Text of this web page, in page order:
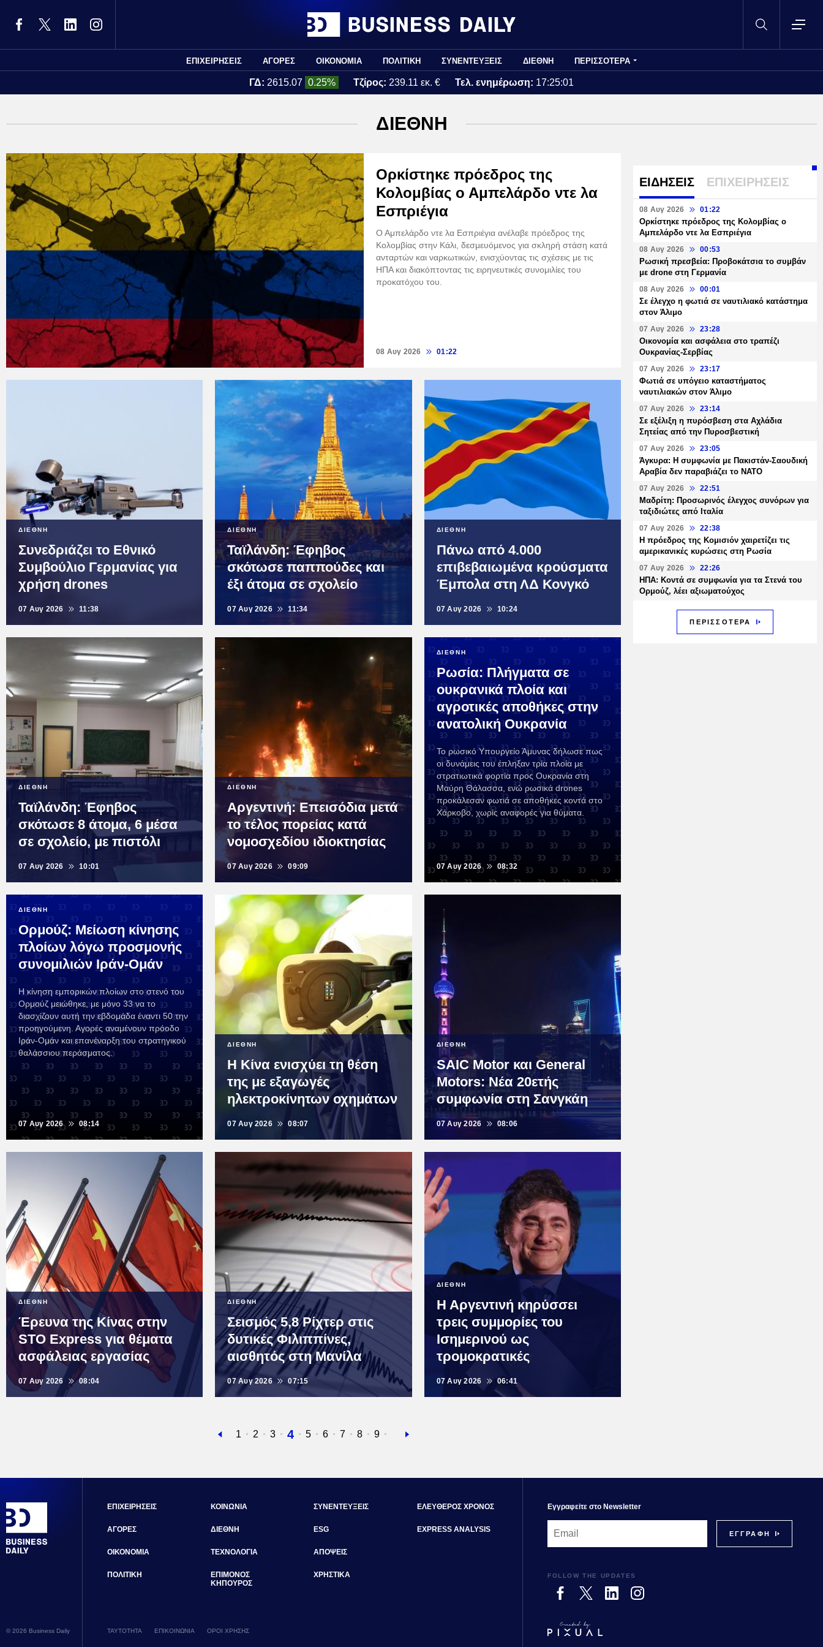
ΕΠΙΧΕΙΡΗΣΕΙΣ ΑΓΟΡΕΣ ΟΙΚΟΝΟΜΙΑ ΠΟΛΙΤΙΚΗ ΣΥΝΕΝΤΕΥΞΕΙΣ ΔΙΕΘΝΗ ΠΕΡΙΣΣΟΤΕΡΑ
ΓΔ: 2615.07 0.25% Τζίρος: 239.11 εκ. € Τελ. ενημέρωση: 17:25:01
ΔΙΕΘΝΗ
Ορκίστηκε πρόεδρος της
Κολομβίας ο Αμπελάρδο ντε λα
Εσπριέγια
Ο Αμπελάρδο ντε λα Εσπριέγια ανέλαβε πρόεδρος της
Κολομβίας στην Κάλι, δεσμευόμενος για σκληρή στάση κατά
ανταρτών και ναρκωτικών, ενισχύοντας τις σχέσεις με τις
ΗΠΑ και διακόπτοντας τις ειρηνευτικές συνομιλίες του
προκατόχου του.
08 Αυγ 2026 01:22
ΔΙΕΘΝΗ
Συνεδριάζει το Εθνικό
Συμβούλιο Γερμανίας για
χρήση drones
07 Αυγ 2026 11:38
ΔΙΕΘΝΗ
Ταϊλάνδη: Έφηβος
σκότωσε παππούδες και
έξι άτομα σε σχολείο
07 Αυγ 2026 11:34
ΔΙΕΘΝΗ
Πάνω από 4.000
επιβεβαιωμένα κρούσματα
Έμπολα στη ΛΔ Κονγκό
07 Αυγ 2026 10:24
ΔΙΕΘΝΗ
Ταϊλάνδη: Έφηβος
σκότωσε 8 άτομα, 6 μέσα
σε σχολείο, με πιστόλι
07 Αυγ 2026 10:01
ΔΙΕΘΝΗ
Αργεντινή: Επεισόδια μετά
το τέλος πορείας κατά
νομοσχεδίου ιδιοκτησίας
07 Αυγ 2026 09:09
ΔΙΕΘΝΗ
Ρωσία: Πλήγματα σε
ουκρανικά πλοία και
αγροτικές αποθήκες στην
ανατολική Ουκρανία
Το ρωσικό Υπουργείο Άμυνας δήλωσε πως
οι δυνάμεις του έπληξαν τρία πλοία με
στρατιωτικά φορτία προς Ουκρανία στη
Μαύρη Θάλασσα, ενώ ρωσικά drones
προκάλεσαν φωτιά σε αποθήκες κοντά στο
Χάρκοβο, χωρίς αναφορές για θύματα.
07 Αυγ 2026 08:32
ΔΙΕΘΝΗ
Ορμούζ: Μείωση κίνησης
πλοίων λόγω προσμονής
συνομιλιών Ιράν-Ομάν
Η κίνηση εμπορικών πλοίων στο στενό του
Ορμούζ μειώθηκε, με μόνο 33 να το
διασχίζουν αυτή την εβδομάδα έναντι 50 την
προηγούμενη. Αγορές αναμένουν πρόοδο
Ιράν-Ομάν και επανέναρξη του στρατηγικού
θαλάσσιου περάσματος.
07 Αυγ 2026 08:14
ΔΙΕΘΝΗ
Η Κίνα ενισχύει τη θέση
της με εξαγωγές
ηλεκτροκίνητων οχημάτων
07 Αυγ 2026 08:07
ΔΙΕΘΝΗ
SAIC Motor και General
Motors: Νέα 20ετής
συμφωνία στη Σανγκάη
07 Αυγ 2026 08:06
ΔΙΕΘΝΗ
Έρευνα της Κίνας στην
STO Express για θέματα
ασφάλειας εργασίας
07 Αυγ 2026 08:04
ΔΙΕΘΝΗ
Σεισμός 5,8 Ρίχτερ στις
δυτικές Φιλιππίνες,
αισθητός στη Μανίλα
07 Αυγ 2026 07:15
ΔΙΕΘΝΗ
Η Αργεντινή κηρύσσει
τρεις συμμορίες του
Ισημερινού ως
τρομοκρατικές
07 Αυγ 2026 06:41
Προηγούμενη
Σελίδα
1 Σελίδα
2 Σελίδα
3
Τρέχουσα
4 Σελίδα
5 Σελίδα
6 Σελίδα
7 Σελίδα
8 Σελίδα
9
Next
ΕΙΔΗΣΕΙΣ ΕΠΙΧΕΙΡΗΣΕΙΣ
08 Αυγ 2026 01:22
Ορκίστηκε πρόεδρος της Κολομβίας ο
Αμπελάρδο ντε λα Εσπριέγια
08 Αυγ 2026 00:53
Ρωσική πρεσβεία: Προβοκάτσια το συμβάν
με drone στη Γερμανία
08 Αυγ 2026 00:01
Σε έλεγχο η φωτιά σε ναυτιλιακό κατάστημα
στον Άλιμο
07 Αυγ 2026 23:28
Οικονομία και ασφάλεια στο τραπέζι
Ουκρανίας-Σερβίας
07 Αυγ 2026 23:17
Φωτιά σε υπόγειο καταστήματος
ναυτιλιακών στον Άλιμο
07 Αυγ 2026 23:14
Σε εξέλιξη η πυρόσβεση στα Αχλάδια
Σητείας από την Πυροσβεστική
07 Αυγ 2026 23:05
Άγκυρα: Η συμφωνία με Πακιστάν-Σαουδική
Αραβία δεν παραβιάζει το ΝΑΤΟ
07 Αυγ 2026 22:51
Μαδρίτη: Προσωρινός έλεγχος συνόρων για
ταξιδιώτες από Ιταλία
07 Αυγ 2026 22:38
Η πρόεδρος της Κομισιόν χαιρετίζει τις
αμερικανικές κυρώσεις στη Ρωσία
07 Αυγ 2026 22:26
ΗΠΑ: Κοντά σε συμφωνία για τα Στενά του
Ορμούζ, λέει αξιωματούχος
ΠΕΡΙΣΣΟΤΕΡΑ
ΕΠΙΧΕΙΡΗΣΕΙΣ
ΑΓΟΡΕΣ
ΟΙΚΟΝΟΜΙΑ
ΠΟΛΙΤΙΚΗ
ΚΟΙΝΩΝΙΑ
ΔΙΕΘΝΗ
ΤΕΧΝΟΛΟΓΙΑ
ΕΠΙΜΟΝΟΣ
ΚΗΠΟΥΡΟΣ
ΣΥΝΕΝΤΕΥΞΕΙΣ
ESG
ΑΠΟΨΕΙΣ
ΧΡΗΣΤΙΚΑ
ΕΛΕΥΘΕΡΟΣ ΧΡΟΝΟΣ
EXPRESS ANALYSIS
FOLLOW THE UPDATES
Εγγραφεiτε στο Newsletter
ΤΑΥΤΟΤΗΤΑ ΕΠΙΚΟΙΝΩΝΙΑ ΟΡΟΙ ΧΡΗΣΗΣ
© 2026 Business Daily